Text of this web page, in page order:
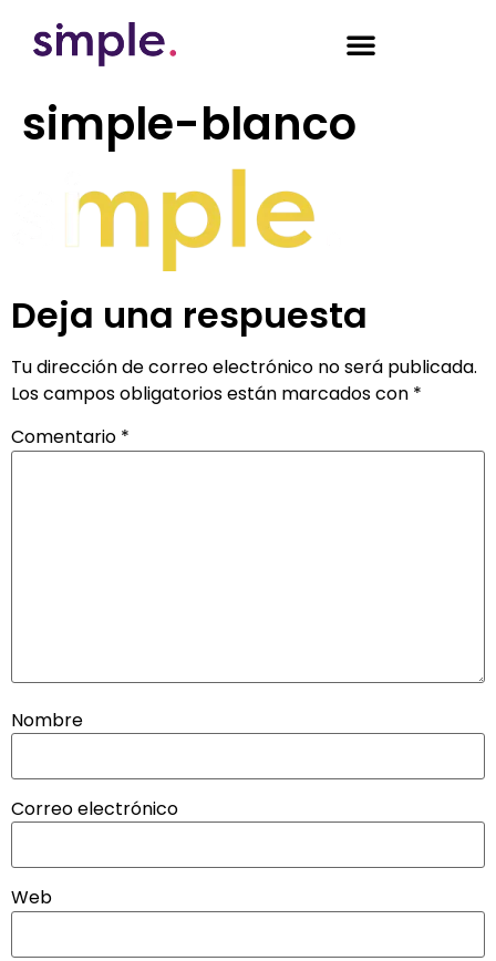
simple-blanco
Deja una respuesta
Tu dirección de correo electrónico no será publicada.
Los campos obligatorios están marcados con *
Comentario *
Nombre
Correo electrónico
Web